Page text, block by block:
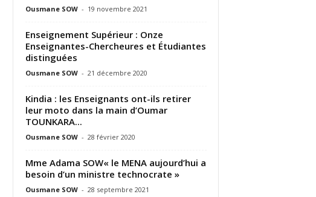
Ousmane SOW - 19 novembre 2021
Enseignement Supérieur : Onze
Enseignantes-Chercheures et Étudiantes
distinguées
Ousmane SOW - 21 décembre 2020
Kindia : les Enseignants ont-ils retirer
leur moto dans la main d’Oumar
TOUNKARA...
Ousmane SOW - 28 février 2020
Mme Adama SOW« le MENA aujourd’hui a
besoin d’un ministre technocrate »
Ousmane SOW - 28 septembre 2021